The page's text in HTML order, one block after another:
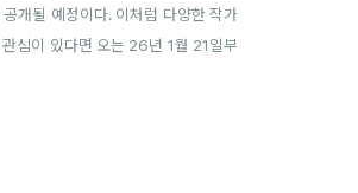
개될 예정이다. 이처럼 다양한 작가
심이 있다면 오는 26년 1월 21일부